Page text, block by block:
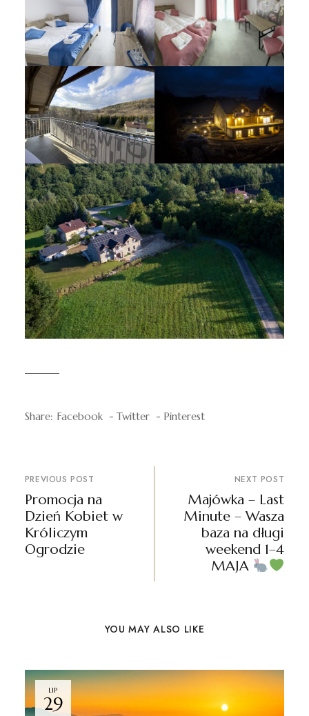
Share: Facebook Twitter Pinterest
PREVIOUS POST
Promocja na
Dzień Kobiet w
Króliczym
Ogrodzie
NEXT POST
Majówka – Last
Minute – Wasza
baza na długi
weekend 1–4
MAJA
YOU MAY ALSO LIKE
LIP
29